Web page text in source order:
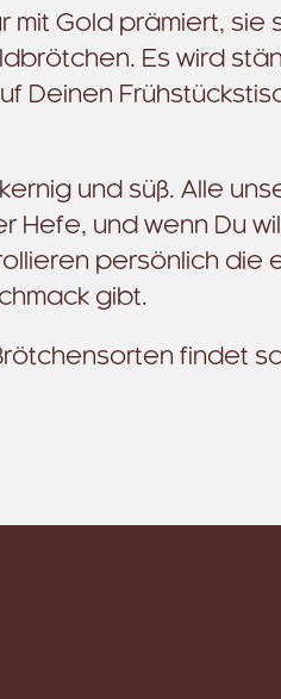
mit Gold prämiert,
Es wird
Deinen
und süß. Alle
und wenn Du
persönlich die
gibt.
findet